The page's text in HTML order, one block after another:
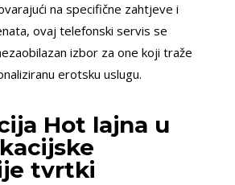
na specifične zahtjeve i
ovaj telefonski servis se
izbor za one koji traže
erotsku uslugu.
Hot lajna u
tvrtki